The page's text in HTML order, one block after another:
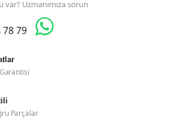
var? Uzmanımıza sorun
78 79 
Parçalar